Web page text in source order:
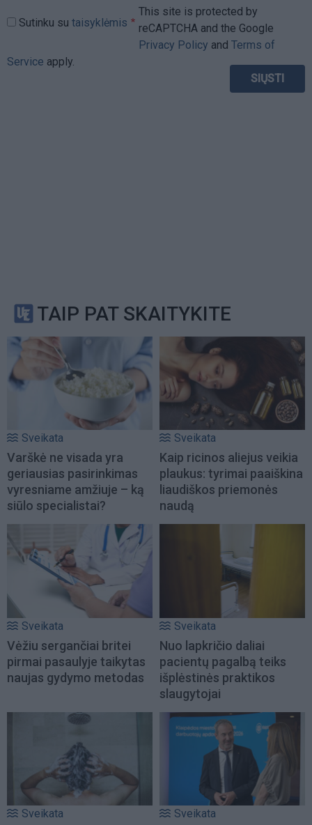
Sutinku su taisyklėmis
This site is protected by
reCAPTCHA and the Google
Privacy Policy and Terms of
Service apply.
TAIP PAT SKAITYKITE
Sveikata
Varškė ne visada yra
geriausias pasirinkimas
vyresniame amžiuje – ką
siūlo specialistai?
Sveikata
Kaip ricinos aliejus veikia
plaukus: tyrimai paaiškina
liaudiškos priemonės
naudą
Sveikata
Vėžiu sergančiai britei
pirmai pasaulyje taikytas
naujas gydymo metodas
Sveikata
Nuo lapkričio daliai
pacientų pagalbą teiks
išplėstinės praktikos
slaugytojai
Sveikata Sveikata